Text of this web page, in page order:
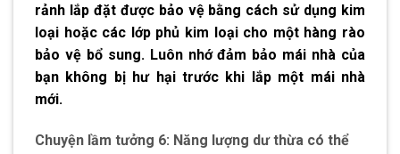
rảnh lắp đặt được bảo vệ bằng cách sử dụng kim
loại hoặc các lớp phủ kim loại cho một hàng rào
bảo vệ bổ sung. Luôn nhớ đảm bảo mái nhà của
bạn không bị hư hại trước khi lắp một mái nhà
mới.
Chuyện lầm tưởng 6: Năng lượng dư thừa có thể